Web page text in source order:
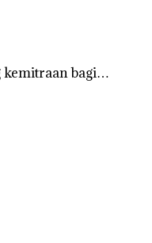
kemitraan bagi…